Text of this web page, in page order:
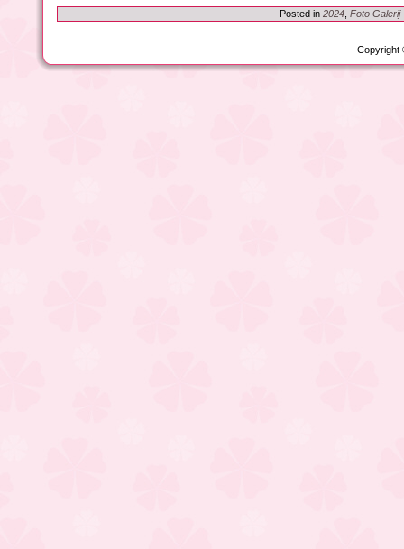
Posted in 2024 Foto Galerij
Copyright